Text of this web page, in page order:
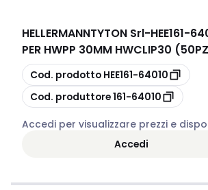
HELLERMANNTYTON Srl-HEE161-
PER HWPP 30MM HWCLIP30
copia
Cod. prodotto HEE161-64010
copia
Cod. produttore161-64010
Accedi per visualizzare prezzi e
Accedi